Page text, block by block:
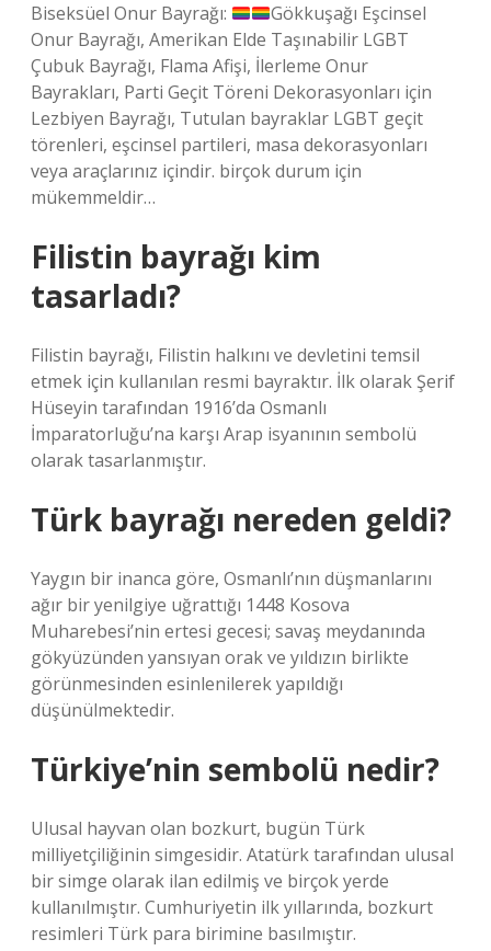
Biseksüel Onur Bayrağı:
Gökkuşağı Eşcinsel
Onur Bayrağı, Amerikan Elde Taşınabilir LGBT
Çubuk Bayrağı, Flama Afişi, İlerleme Onur
Bayrakları, Parti Geçit Töreni Dekorasyonları için
Lezbiyen Bayrağı, Tutulan bayraklar LGBT geçit
törenleri, eşcinsel partileri, masa dekorasyonları
veya araçlarınız içindir. birçok durum için
mükemmeldir…
Filistin bayrağı kim
tasarladı?
Filistin bayrağı, Filistin halkını ve devletini temsil
etmek için kullanılan resmi bayraktır. İlk olarak Şerif
Hüseyin tarafından 1916’da Osmanlı
İmparatorluğu’na karşı Arap isyanının sembolü
olarak tasarlanmıştır.
Türk bayrağı nereden geldi?
Yaygın bir inanca göre, Osmanlı’nın düşmanlarını
ağır bir yenilgiye uğrattığı 1448 Kosova
Muharebesi’nin ertesi gecesi; savaş meydanında
gökyüzünden yansıyan orak ve yıldızın birlikte
görünmesinden esinlenilerek yapıldığı
düşünülmektedir.
Türkiye’nin sembolü nedir?
Ulusal hayvan olan bozkurt, bugün Türk
milliyetçiliğinin simgesidir. Atatürk tarafından ulusal
bir simge olarak ilan edilmiş ve birçok yerde
kullanılmıştır. Cumhuriyetin ilk yıllarında, bozkurt
resimleri Türk para birimine basılmıştır.